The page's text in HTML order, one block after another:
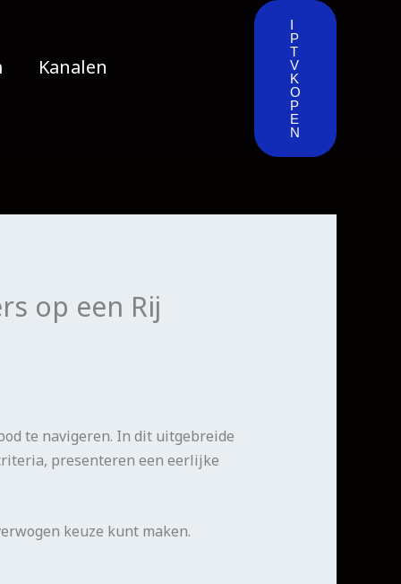
Kanalen
I
P
T
V
K
O
P
E
N
op een Rij
te navigeren. In dit uitgebreide
presenteren een eerlijke
keuze kunt maken.